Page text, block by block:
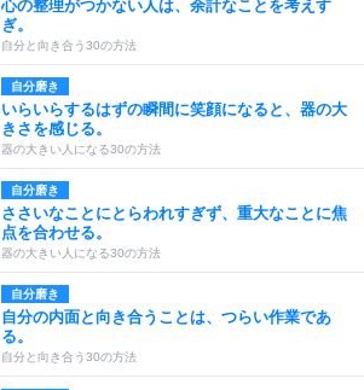
心の整理がつかない人は、余計なことを考えす
ぎ。
自分と向き合う30の方法
自分磨き
いらいらするはずの瞬間に笑顔になると、器の大
きさを感じる。
器の大きい人になる30の方法
自分磨き
ささいなことにとらわれすぎず、重大なことに焦
点を合わせる。
器の大きい人になる30の方法
自分磨き
自分の内面と向き合うことは、つらい作業であ
る。
自分と向き合う30の方法